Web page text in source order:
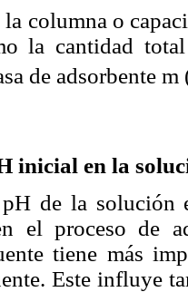
la columna o
la cantidad
de adsorbente
inicial en la
de la solución
el proceso de
tiene más
Este influye